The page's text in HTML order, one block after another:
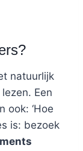
natuurlijk
Een
ook: ‘Hoe
is: bezoek